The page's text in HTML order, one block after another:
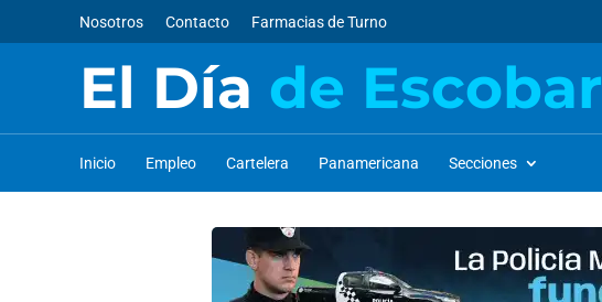
Nosotros Contacto Farmacias de Turno
El Día de Escobar
Inicio Empleo Cartelera Panamericana Secciones